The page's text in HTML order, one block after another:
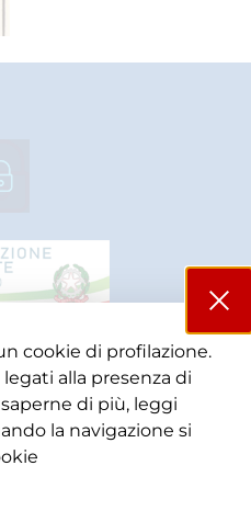
cookie di profilazione.
alla presenza di
di più, leggi
la navigazione si